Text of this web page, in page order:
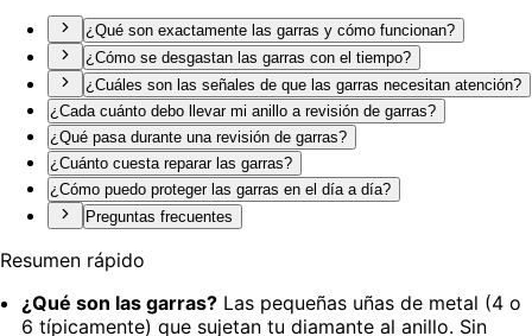
¿Qué son exactamente las garras y cómo funcionan?
¿Cómo se desgastan las garras con el tiempo?
¿Cuáles son las señales de que las garras necesitan atención?
¿Cada cuánto debo llevar mi anillo a revisión de garras?
¿Qué pasa durante una revisión de garras?
¿Cuánto cuesta reparar las garras?
¿Cómo puedo proteger las garras en el día a día?
Preguntas frecuentes
Resumen rápido
¿Qué son las garras? Las pequeñas uñas de metal (4 o
6 típicamente) que sujetan tu diamante al anillo. Sin